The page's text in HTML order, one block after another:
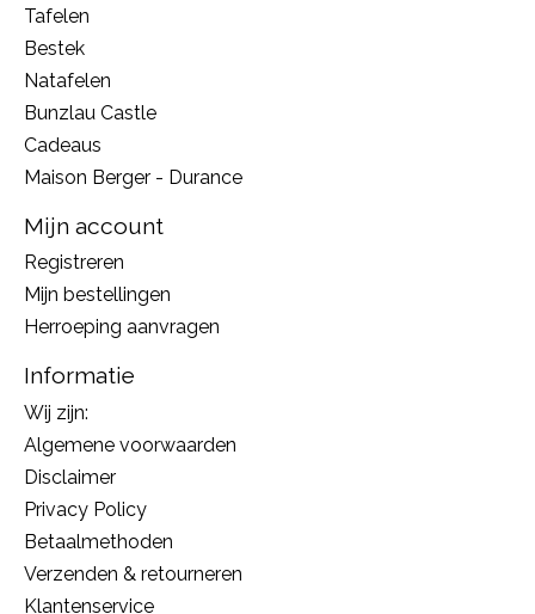
Tafelen
Bestek
Natafelen
Bunzlau Castle
Cadeaus
Maison Berger - Durance
Mijn account
Registreren
Mijn bestellingen
Herroeping aanvragen
Informatie
Wij zijn:
Algemene voorwaarden
Disclaimer
Privacy Policy
Betaalmethoden
Verzenden & retourneren
Klantenservice